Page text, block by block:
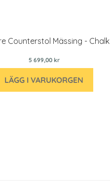
Counterstol Mässing - Chalk
5 699,00 kr
LÄGG I VARUKORGEN